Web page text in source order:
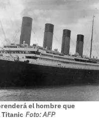
el hombre que
Foto: AFP